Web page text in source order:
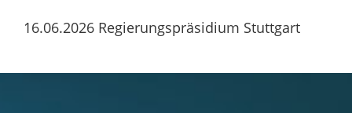
16.06.2026 Regierungspräsidium Stuttgart